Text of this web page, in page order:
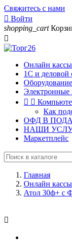
Свяжитесь с нами
 Войти
shopping_cart

Онлайн
1С и деловой
Электронные
 
Как
ОФД В
НАШИ
Маркетплейс
Главная
Онлайн
Атол 30ф+ с
